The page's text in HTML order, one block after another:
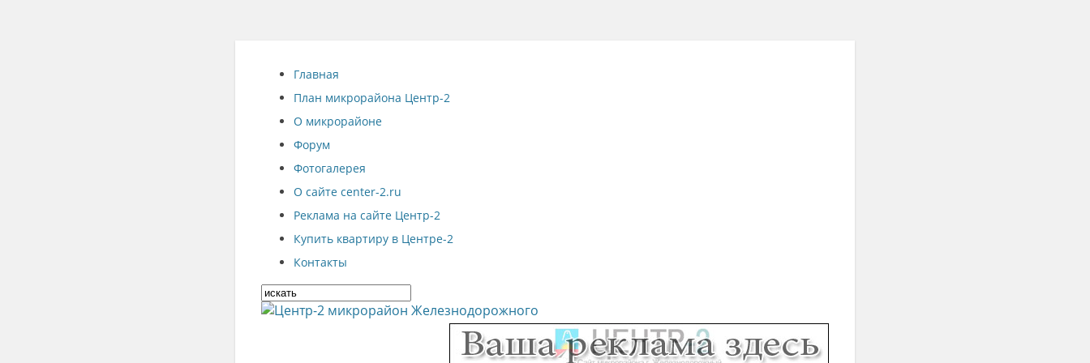
Главная
План микрорайона Центр-2
О микрорайоне
Форум
Фотогалерея
О сайте center-2.ru
Реклама на сайте Центр-2
Купить квартиру в Центре-2
Контакты